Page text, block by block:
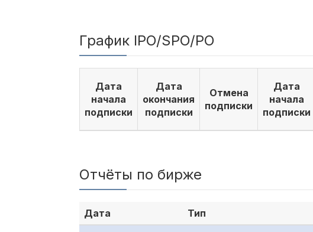
График IPO/SPO/PO
Дата
начала
подписки
Дата
окончания
подписки
Отмена
подписки
Дата
начала
подписки
Отчёты по бирже
Дата Тип